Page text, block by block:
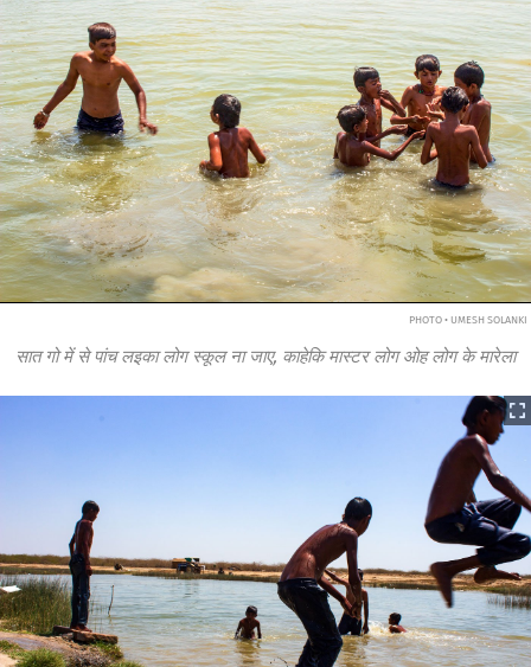
PHOTO • UMESH SOLANKI
सात गो में से पांच लइका लोग स्कूल ना जाए, काहेकि मास्टर लोग ओह लोग के मारेला